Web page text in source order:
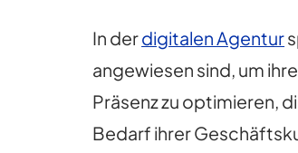
In derdigitalen Agentur
angewiesen sind, um
Präsenz zu optimieren,
Bedarf ihrer